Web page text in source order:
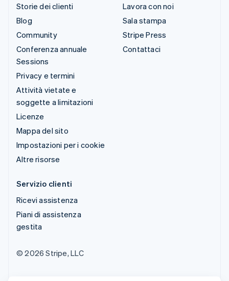
Storie dei clienti
Blog
Community
Conferenza annuale
Sessions
Privacy e termini
Attività vietate e
soggette a limitazioni
Licenze
Mappa del sito
Impostazioni per i cookie
Altre risorse
Lavora con noi
Sala stampa
Stripe Press
Contattaci
Servizio clienti
Ricevi assistenza
Piani di assistenza
gestita
© 2026 Stripe, LLC